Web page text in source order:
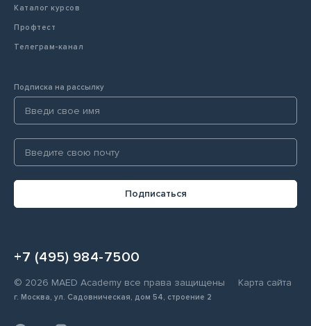
Каталог курсов
Профтест
Телеграм-канал
Подписка на рассылку
Подписаться
+7 (495) 984-7500
© 2026 MAED Academy все права защищены Карта сайта
г. Москва, ул. Садовническая, дом 54, строение 2